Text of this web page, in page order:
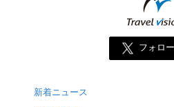
フォロ
新着ニュース